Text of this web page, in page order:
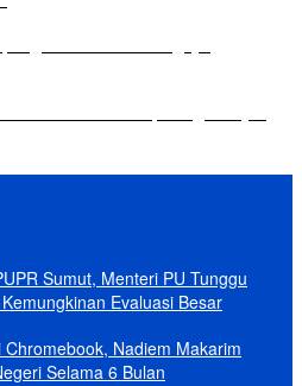
Sumut, Menteri PU Tunggu
Evaluasi Besar
Nadiem Makarim
Selama 6 Bulan